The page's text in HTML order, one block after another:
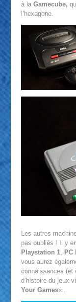
à la Gamecube,
l’hexagone.
Les autres
pas oubliés ! Il y
Playstation 1, PC
vous aurez
connaissances (et
d’histoire du jeux
Your Games« .